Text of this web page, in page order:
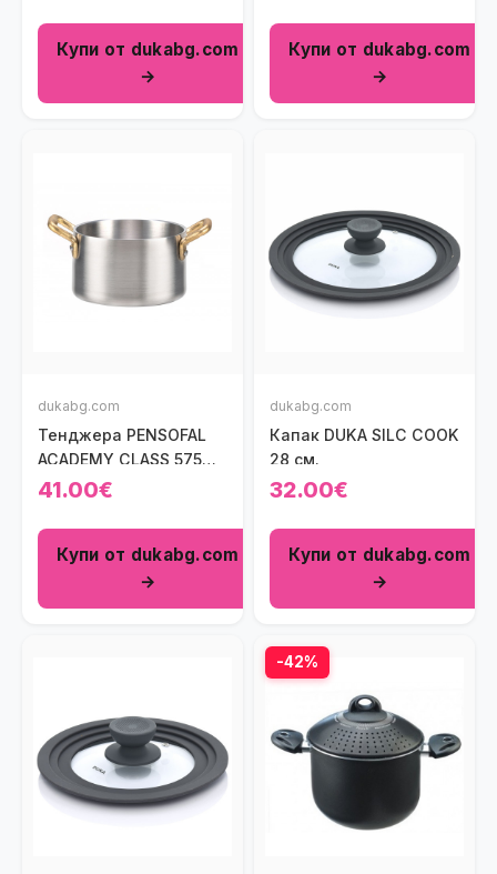
Купи от dukabg.com
→
Купи от dukabg.com
→
dukabg.com
Тенджера PENSOFAL
ACADEMY CLASS 575
мл.
41.00€
Купи от dukabg.com
→
dukabg.com
Капак DUKA SILC COOK
28 см.
32.00€
Купи от dukabg.com
→
-42%